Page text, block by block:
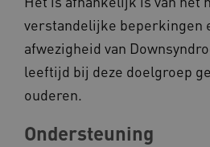
verstandelijke beperkingen
afwezigheid van
leeftijd bij deze doelgroep
ouderen.
Ondersteuning
Naam
_ga
Naam